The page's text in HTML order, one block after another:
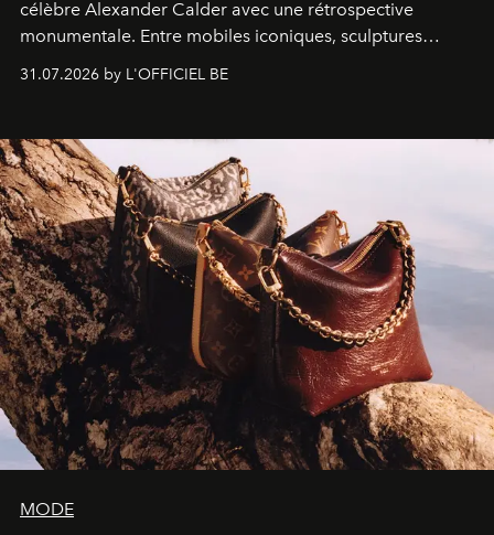
célèbre Alexander Calder avec une rétrospective
monumentale. Entre mobiles iconiques, sculptures
monumentales et poésie du mouvement, l'artiste
américain investit les espaces imaginés par Frank Gehry
sculpture.
31.07.2026 by L'OFFICIEL BE
MODE